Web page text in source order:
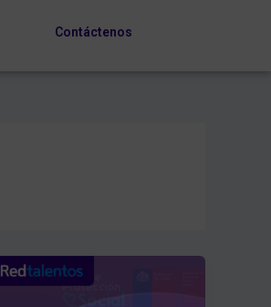
Contáctenos